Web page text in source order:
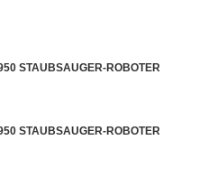
STAUBSAUGER-ROBOTER
STAUBSAUGER-ROBOTER